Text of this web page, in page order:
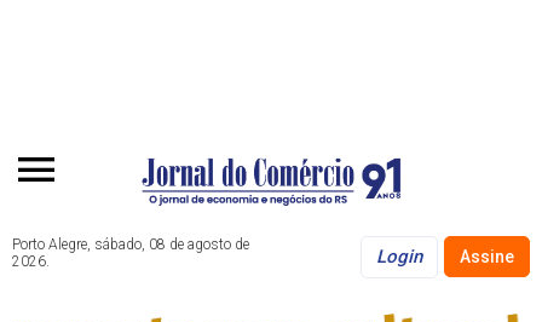
Porto Alegre, sábado, 08 de agosto de
2026.
Login Assine